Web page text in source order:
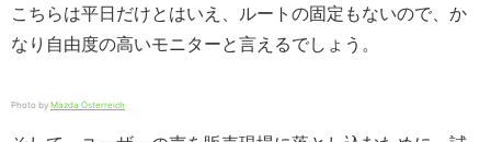
こちらは平日だけとはいえ、ルートの固定もないので、か
なり自由度の高いモニターと言えるでしょう。
Photo by Mazda Österreich